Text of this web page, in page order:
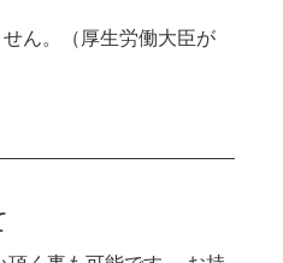
ん。（厚生労働大臣が